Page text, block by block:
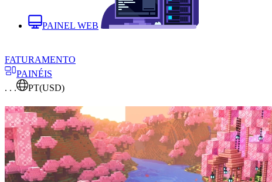
PAINEL WEB
FATURAMENTO
PAINÉIS
. . .
PT(USD)